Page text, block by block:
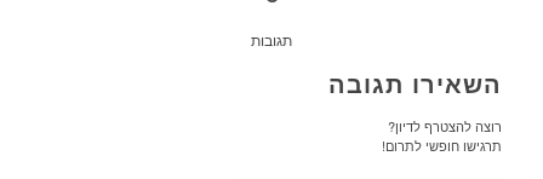
תגובות
השאירו תגובה
רוצה להצטרף לדיון?
תרגישו חופשי לתרום!